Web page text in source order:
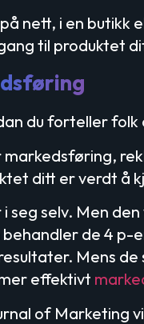
nett, i en butikk
til produktet
du forteller folk
ditt er verdt å
seg selv. Men
de 4 p-
Mens
effektivt
of Marketing